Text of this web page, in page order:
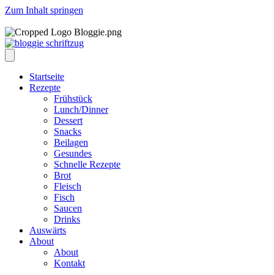
Zum Inhalt springen
Startseite
Rezepte
Frühstück
Lunch/Dinner
Dessert
Snacks
Beilagen
Gesundes
Schnelle Rezepte
Brot
Fleisch
Fisch
Saucen
Drinks
Auswärts
About
About
Kontakt